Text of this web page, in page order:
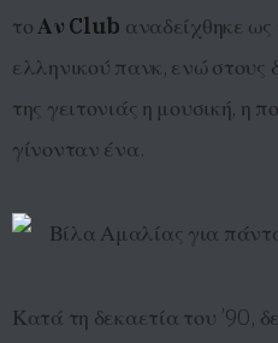
τοΑν Club αναδείχθηκε ως
ελληνικού πανκ, ενώ στους
της γειτονιάς η μουσική, η
γίνονταν ένα.
Κατά τη δεκαετία του ’90,